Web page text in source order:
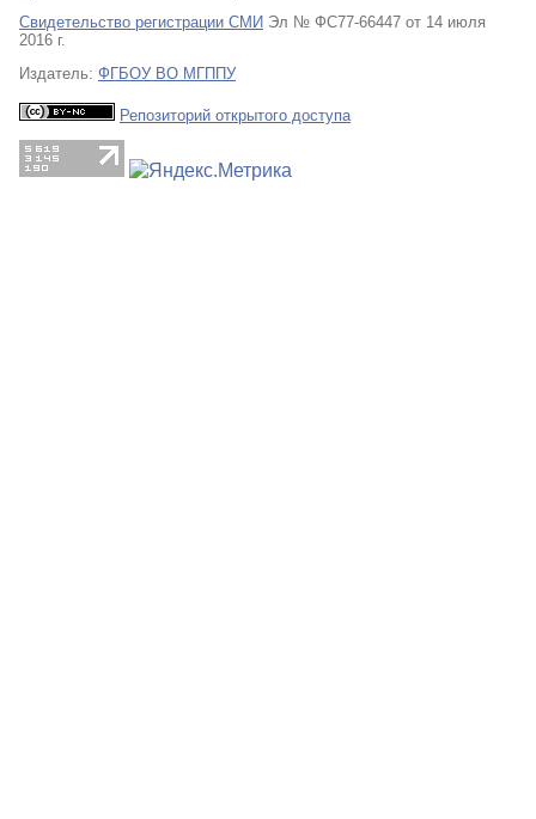
Свидетельство регистрации СМИ Эл № ФС77-66447 от 14 июля
2016 г.
Издатель: ФГБОУ ВО МГППУ
Репозиторий открытого доступа